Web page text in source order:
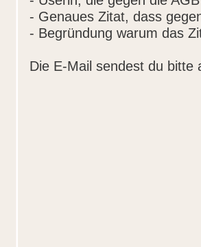
- Genaues Zitat, dass
- Begründung warum das
Die E-Mail sendest du bitte